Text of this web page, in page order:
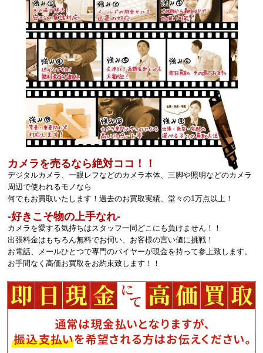
カメラを売るなら絶対ココ！！
デジタルカメラ、一眼レフなどのカメラ本体、三脚や照明などのカメラ
周辺で使われるモノなら
何でもお買取いたします！過去のお買取実績、堂々の1万点以上！
‐好きこそ物の上手なれ‐
カメラを愛する気持ちはスタッフ一同どこにも負けません！！
出張料金はもちろん無料でお伺い、お客様の言い値に挑戦！
お電話、メールひとつで専門のバイヤーが現金を持って参上致します。
お手間なく高価お買取をお約束致します！！